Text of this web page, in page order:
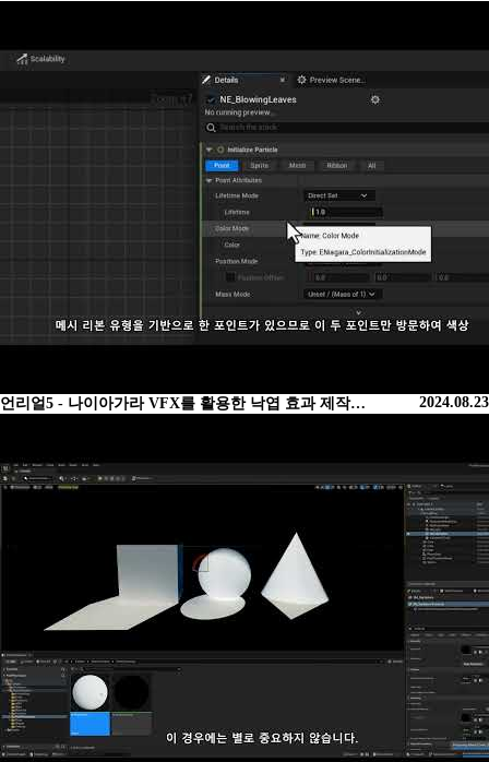
2024.08.23
언리얼5 - 나이아가라 VFX를 활용한 낙엽 효과 제작…